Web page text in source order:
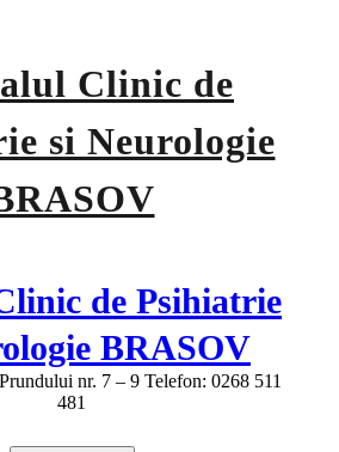
de Psihiatrie
BRASOV
nr. 7 – 9 Telefon: 0268 511
481